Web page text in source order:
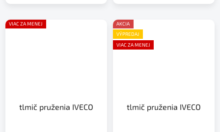
VIAC ZA MENEJ
tlmič pruženia IVECO
AKCIA
VÝPREDAJ
VIAC ZA MENEJ
tlmič pruženia IVECO